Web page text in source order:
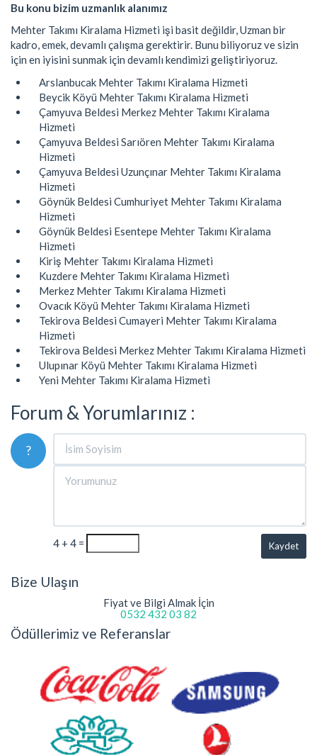
Bu konu bizim uzmanlık alanımız
Mehter Takımı Kiralama Hizmeti işi basit değildir, Uzman bir
kadro, emek, devamlı çalışma gerektirir. Bunu biliyoruz ve sizin
için en iyisini sunmak için devamlı kendimizi geliştiriyoruz.
Arslanbucak Mehter Takımı Kiralama Hizmeti
Beycik Köyü Mehter Takımı Kiralama Hizmeti
Çamyuva Beldesi Merkez Mehter Takımı Kiralama
Hizmeti
Çamyuva Beldesi Sarıören Mehter Takımı Kiralama
Hizmeti
Çamyuva Beldesi Uzunçınar Mehter Takımı Kiralama
Hizmeti
Göynük Beldesi Cumhuriyet Mehter Takımı Kiralama
Hizmeti
Göynük Beldesi Esentepe Mehter Takımı Kiralama
Hizmeti
Kiriş Mehter Takımı Kiralama Hizmeti
Kuzdere Mehter Takımı Kiralama Hizmeti
Merkez Mehter Takımı Kiralama Hizmeti
Ovacık Köyü Mehter Takımı Kiralama Hizmeti
Tekirova Beldesi Cumayeri Mehter Takımı Kiralama
Hizmeti
Tekirova Beldesi Merkez Mehter Takımı Kiralama Hizmeti
Ulupınar Köyü Mehter Takımı Kiralama Hizmeti
Yeni Mehter Takımı Kiralama Hizmeti
Forum & Yorumlarınız :
?
4 + 4 = Kaydet
Bize Ulaşın
Fiyat ve Bilgi Almak İçin
0532 432 03 82
Ödüllerimiz ve Referanslar